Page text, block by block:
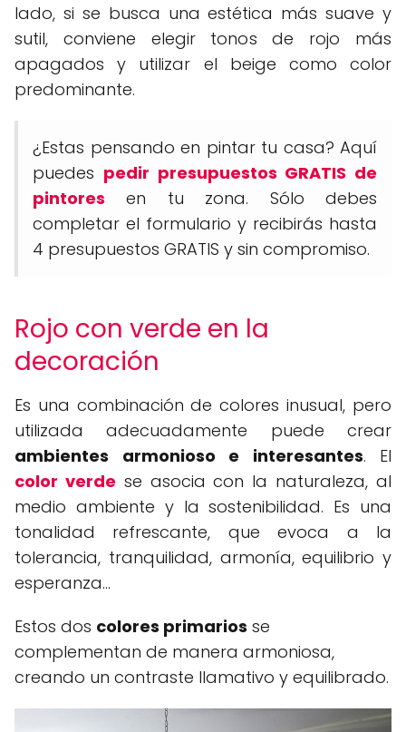
lado, si se busca una estética más suave y
sutil, conviene elegir tonos de rojo más
apagados y utilizar el beige como color
predominante.
¿Estas pensando en pintar tu casa? Aquí
puedes pedir presupuestos GRATIS de
pintores en tu zona. Sólo debes
completar el formulario y recibirás hasta
4 presupuestos GRATIS y sin compromiso.
Rojo con verde en la
decoración
Es una combinación de colores inusual, pero
utilizada adecuadamente puede crear
ambientes armonioso e interesantes. El
color verde se asocia con la naturaleza, al
medio ambiente y la sostenibilidad. Es una
tonalidad refrescante, que evoca a la
tolerancia, tranquilidad, armonía, equilibrio y
esperanza…
Estos dos colores primarios se
complementan de manera armoniosa,
creando un contraste llamativo y equilibrado.